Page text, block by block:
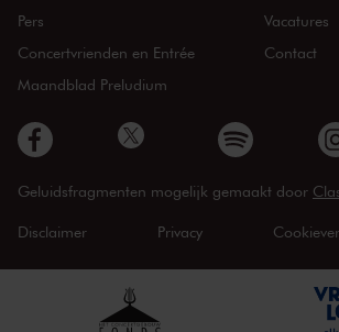
Pers
Concertvrienden en Entrée
Maandblad Preludium
Vacatures
Contact
Geluidsfragmenten mogelijk gemaakt door
Disclaimer Privacy